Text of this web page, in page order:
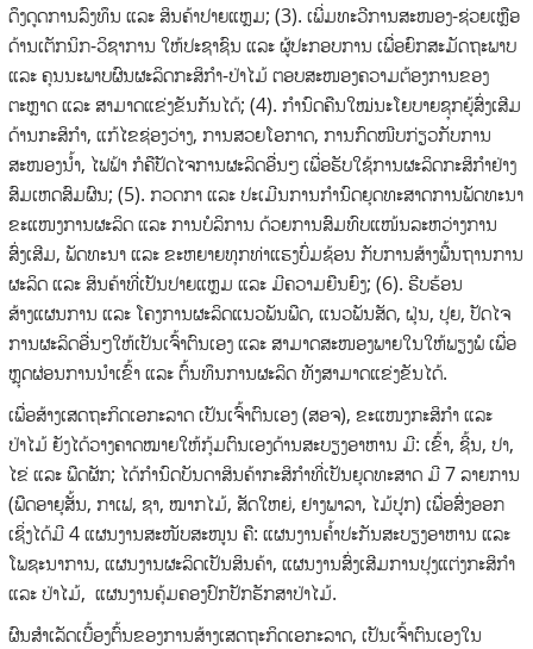
ດຶງດູດການລົງທຶນ ແລະ ສິນຄ້າປາຍແຫຼມ; (3). ເພີ່ມທະວີການສະໜອງ-ຊ່ວຍເຫຼືອ
ດ້ານເຕັກນິກ-ວິຊາການ ໃຫ້ປະຊາຊົນ ແລະ ຜູ້ປະກອບການ ເພື່ອຍົກສະມັດຖະພາບ
ແລະ ຄຸນນະພາບຜົນຜະລິດກະສິກໍາ-ປ່າໄມ້ ຕອບສະໜອງຄວາມຕ້ອງການຂອງ
ຕະຫຼາດ ແລະ ສາມາດແຂ່ງຂັນກັນໄດ້; (4). ກໍານົດຄືນໃໝ່ນະໂຍບາຍຊຸກຍູ້ສົ່ງເສີມ
ດ້ານກະສິກໍາ, ແກ້ໄຂຊ່ອງວ່າງ, ການສວຍໂອກາດ, ການກົດໜີບກ່ຽວກັບການ
ສະໜອງນໍ້າ, ໄຟຟ້າ ກໍຄືປັດໄຈການຜະລິດອື່ນໆ ເພື່ອຮັບໃຊ້ການຜະລິດກະສິກໍາຢ່າງ
ສົມເຫດສົມຜົນ; (5). ກວດກາ ແລະ ປະເມີນການກໍານົດຍຸດທະສາດການພັດທະນາ
ຂະແໜງການຜະລິດ ແລະ ການບໍລິການ ດ້ວຍການສົມທົບແໜ້ນລະຫວ່າງການ
ສົ່ງເສີມ, ພັດທະນາ ແລະ ຂະຫຍາຍທຸກທ່າແຮງບົ່ມຊ້ອນ ກັບການສ້າງພື້ນຖານການ
ຜະລິດ ແລະ ສິນຄ້າທີ່ເປັນປາຍແຫຼມ ແລະ ມີຄວາມຍືນຍົງ; (6). ຮີບຮ້ອນ
ສ້າງແຜນການ ແລະ ໂຄງການຜະລິດແນວພັນພືດ, ແນວພັນສັດ, ຝຸ່ນ, ປຸຍ, ປັດໄຈ
ການຜະລິດອື່ນໆໃຫ້ເປັນເຈົ້າຕົນເອງ ແລະ ສາມາດສະໜອງພາຍໃນໃຫ້ພຽງພໍ ເພື່ອ
ຫຼຸດຜ່ອນການນໍາເຂົ້າ ແລະ ຕົ້ນທຶນການຜະລິດ ທັງສາມາດແຂ່ງຂັນໄດ້.
ເພື່ອສ້າງເສດຖະກິດເອກະລາດ ເປັນເຈົ້າຕົນເອງ (ສອຈ), ຂະແໜງກະສິກໍາ ແລະ
ປ່າໄມ້ ຍັງໄດ້ວາງຄາດໝາຍໃຫ້ກຸ້ມຕົນເອງດ້ານສະບຽງອາຫານ ມີ: ເຂົ້າ, ຊີ້ນ, ປາ,
ໄຂ່ ແລະ ພືດຜັກ; ໄດ້ກໍານົດບັນດາສິນຄ້າກະສິກໍາທີ່ເປັນຍຸດທະສາດ ມີ 7 ລາຍການ
(ພືດອາຍຸສັ້ນ, ກາເຟ, ຊາ, ໝາກໄມ້, ສັດໃຫຍ່, ຢາງພາລາ, ໄມ້ປູກ) ເພື່ອສົ່ງອອກ
ເຊິ່ງໄດ້ມີ 4 ແຜນງານສະໜັບສະໜູນ ຄື: ແຜນງານຄໍ້າປະກັນສະບຽງອາຫານ ແລະ
ໂພຊະນາການ, ແຜນງານຜະລິດເປັນສິນຄ້າ, ແຜນງານສົ່ງເສີມການປຸງແຕ່ງກະສິກໍາ
ແລະ ປ່າໄມ້, ແຜນງານຄຸ້ມຄອງປົກປັກຮັກສາປ່າໄມ້.
ຜົນສໍາເລັດເບື້ອງຕົ້ນຂອງການສ້າງເສດຖະກິດເອກະລາດ, ເປັນເຈົ້າຕົນເອງໃນ